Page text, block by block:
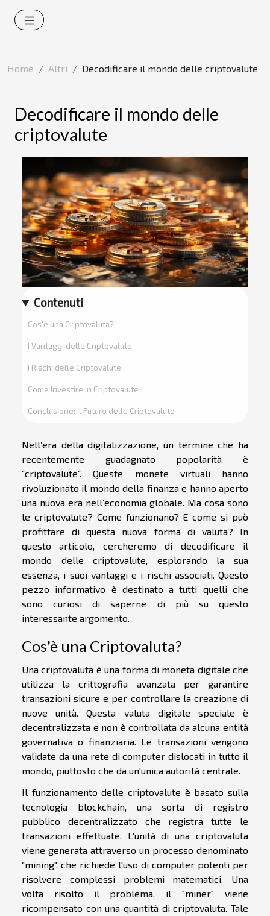
Home Altri Decodificare il mondo delle criptovalute
Decodificare il mondo delle
criptovalute
Contenuti
Cos'è una Criptovaluta?
I Vantaggi delle Criptovalute
I Rischi delle Criptovalute
Come Investire in Criptovalute
Conclusione: Il Futuro delle Criptovalute
Nell’era della digitalizzazione, un termine che ha
recentemente guadagnato popolarità è
"criptovalute". Queste monete virtuali hanno
rivoluzionato il mondo della finanza e hanno aperto
una nuova era nell’economia globale. Ma cosa sono
le criptovalute? Come funzionano? E come si può
profittare di questa nuova forma di valuta? In
questo articolo, cercheremo di decodificare il
mondo delle criptovalute, esplorando la sua
essenza, i suoi vantaggi e i rischi associati. Questo
pezzo informativo è destinato a tutti quelli che
sono curiosi di saperne di più su questo
interessante argomento.
Cos'è una Criptovaluta?
Una criptovaluta è una forma di moneta digitale che
utilizza la crittografia avanzata per garantire
transazioni sicure e per controllare la creazione di
nuove unità. Questa valuta digitale speciale è
decentralizzata e non è controllata da alcuna entità
governativa o finanziaria. Le transazioni vengono
validate da una rete di computer dislocati in tutto il
mondo, piuttosto che da un'unica autorità centrale.
Il funzionamento delle criptovalute è basato sulla
tecnologia blockchain, una sorta di registro
pubblico decentralizzato che registra tutte le
transazioni effettuate. L'unità di una criptovaluta
viene generata attraverso un processo denominato
"mining", che richiede l'uso di computer potenti per
risolvere complessi problemi matematici. Una
volta risolto il problema, il "miner" viene
ricompensato con una quantità di criptovaluta. Tale